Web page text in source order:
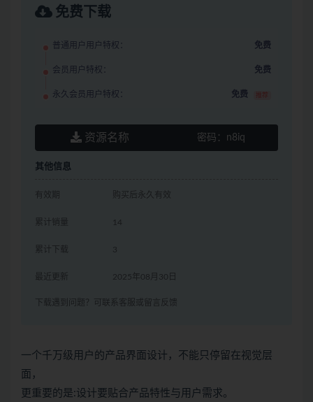
免费下载
普通用户用户特权： 免费
会员用户特权： 免费
永久会员用户特权： 免费 推荐
资源名称 密码： n8iq
其他信息
有效期 购买后永久有效
累计销量 14
累计下载 3
最近更新 2025年08月30日
下载遇到问题？可联系客服或留言反馈
一个千万级用户的产品界面设计，不能只停留在视觉层
面，
更重要的是:设计要贴合产品特性与用户需求。